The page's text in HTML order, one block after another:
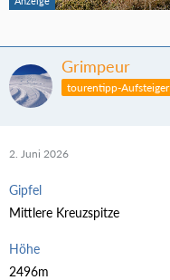
Grimpeur
tourentipp-Aufsteiger
2. Juni 2026
Gipfel
Mittlere Kreuzspitze
Höhe
2496m